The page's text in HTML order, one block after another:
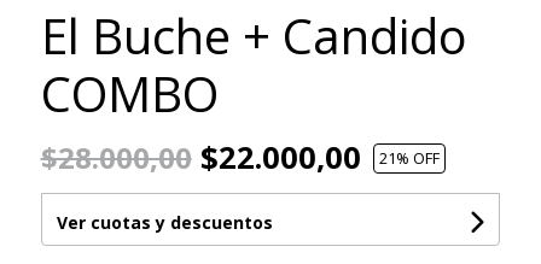
El Buche + Candido
COMBO
$28.000,00$22.000,00 21% OFF
Ver cuotas y descuentos